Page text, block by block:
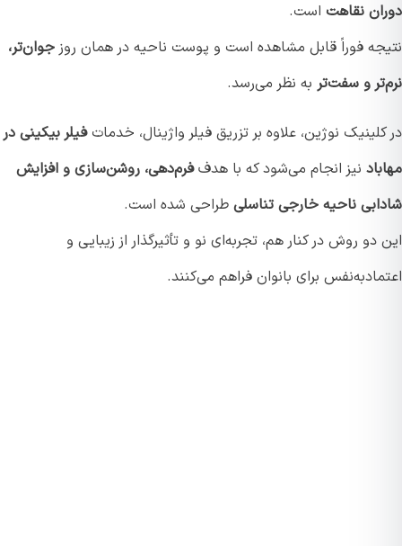
نقاهتاست.
فوراً قابل مشاهده است و پوست ناحیه در همان روزجوان‌تر،
و سفت‌تربه نظر می‌رسد.
نوژین، علاوه بر تزریق فیلر واژینال، خدماتفیلر بیکینی در
نیز انجام می‌شود که با هدففرم‌دهی، روشن‌سازی و افزایش
ناحیه خارجی تناسلیطراحی شده است.
دو روش در کنار هم، تجربه‌ای نو و تأثیرگذار از زیبایی و
برای بانوان فراهم می‌کنند.